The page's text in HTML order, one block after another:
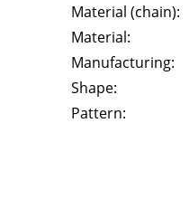
Material (chain):
Material:
Manufacturing:
Shape:
Pattern: